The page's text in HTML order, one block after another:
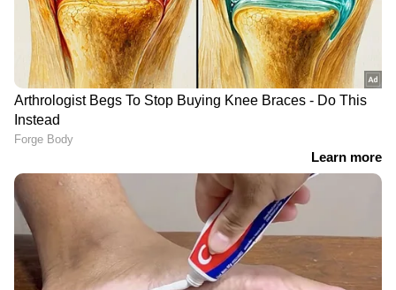
മാത്രമാണ് നമ്മുടെ ഭരണകൂടം
ഉണർന്നത്' | Kollam
'നാളെ ഞാൻ നീണ്ടകരയിൽ
ഉണ്ടാവും, ധൈര്യമായി വീട്ടിലേക്ക്
പോവുക'; പ്രതിഷേധത്തിൽ
ഇടപെട്ട് സുരേഷ് ​ഗോപി